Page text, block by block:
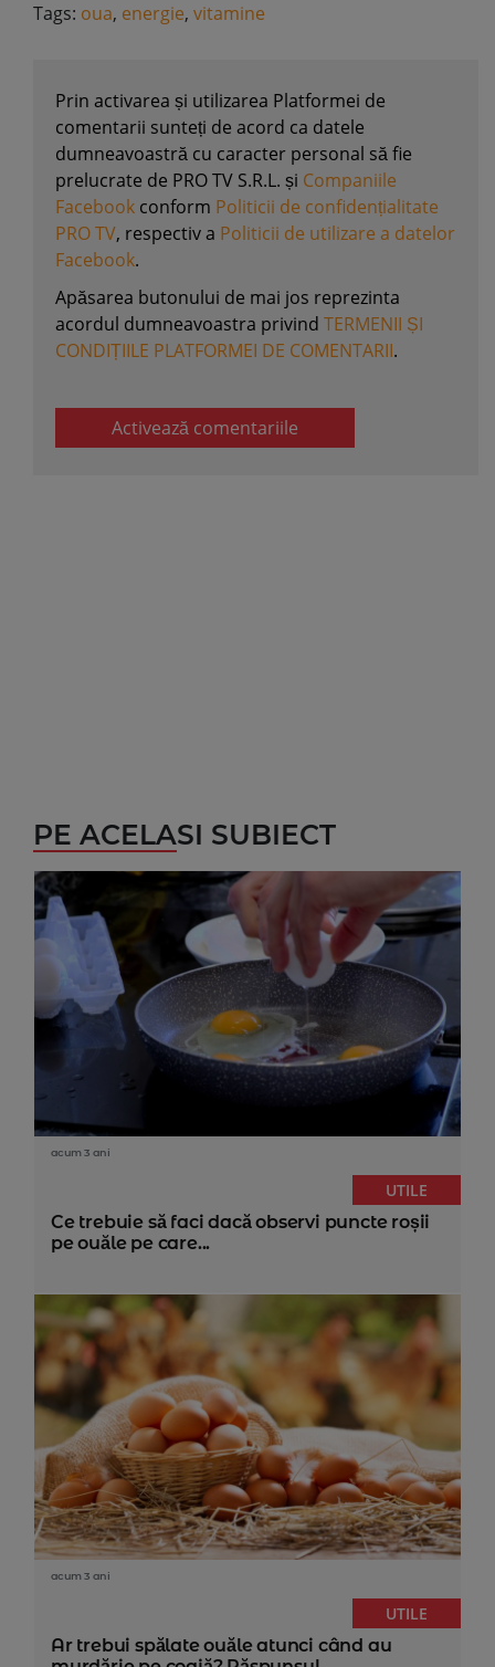
Tags: oua, energie, vitamine
Prin activarea și utilizarea Platformei de
comentarii sunteți de acord ca datele
dumneavoastră cu caracter personal să fie
prelucrate de PRO TV S.R.L. și Companiile
Facebook conform Politicii de confidențialitate
PRO TV, respectiv a Politicii de utilizare a datelor
Facebook.
Apăsarea butonului de mai jos reprezinta
acordul dumneavoastra privind TERMENII ȘI
CONDIȚIILE PLATFORMEI DE COMENTARII.
Activează comentariile
PE ACELASI SUBIECT
acum 3 ani
UTILE
Ce trebuie să faci dacă observi puncte roșii
pe ouăle pe care...
acum 3 ani
UTILE
Ar trebui spălate ouăle atunci când au